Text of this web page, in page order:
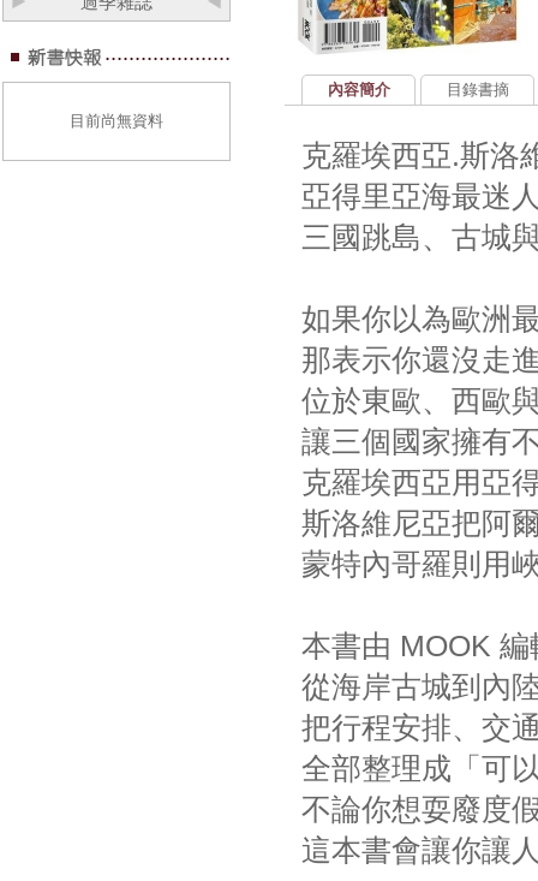
目前尚無資料
內容簡介 目錄書摘
克羅埃西亞.斯洛
亞得里亞海最迷
三國跳島、古城
如果你以為歐洲
那表示你還沒走
位於東歐、西歐
讓三個國家擁有
克羅埃西亞用亞
斯洛維尼亞把阿
蒙特內哥羅則用
本書由 MOOK
從海岸古城到內
把行程安排、交
全部整理成「可
不論你想耍廢度
這本書會讓你讓